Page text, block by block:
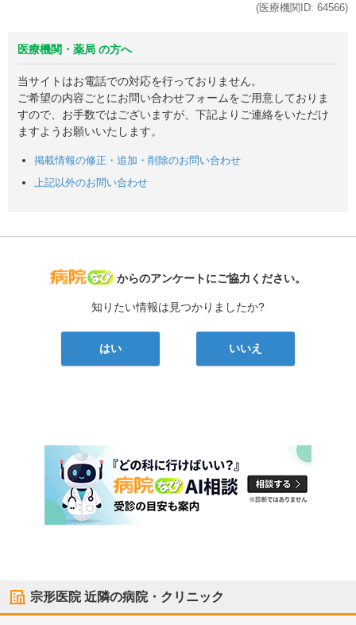
(医療機関ID: 64566)
医療機関・薬局 の方へ
当サイトはお電話での対応を行っておりません。
ご希望の内容ごとにお問い合わせフォームをご用意しておりま
すので、お手数ではございますが、下記よりご連絡をいただけ
ますようお願いいたします。
掲載情報の修正・追加・削除のお問い合わせ
上記以外のお問い合わせ
病院なび
からのアンケートにご協力ください。
知りたい情報は見つかりましたか?
はい いいえ
宗形医院近隣の病院・クリニック